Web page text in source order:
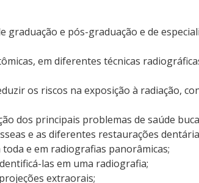
e pós-graduação e de
em diferentes técnicas
os riscos na exposição à radiação,
dos principais problemas de saúde
e as diferentes restaurações
e em radiografias panorâmicas;
las em uma radiografia;
extraorais;